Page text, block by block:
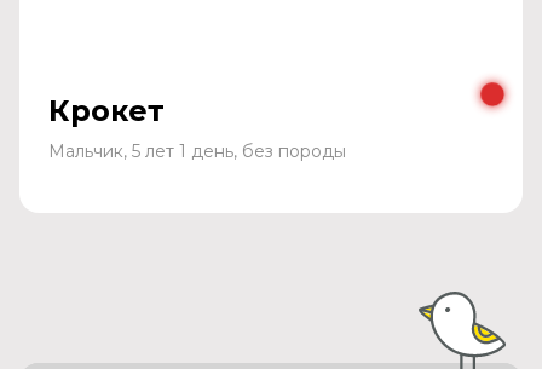
Крокет
Мальчик, 5 лет 1 день, без породы